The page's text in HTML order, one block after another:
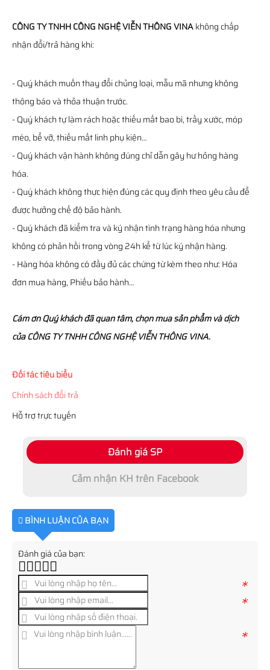
CÔNG TY TNHH CÔNG NGHỆ VIỄN THÔNG VINAkhông chấp
nhận đổi/trả hàng khi:
- Quý khách muốn thay đổi chủng loại, mẫu mã nhưng không
thông báo và thỏa thuận trước.
- Quý khách tự làm rách hoặc thiếu mất bao bì, trầy xước, móp
méo, bể vỡ, thiếu mất linh phụ kiện…
- Quý khách vận hành không đúng chỉ dẫn gây hư hỏng hàng
hóa.
- Quý khách không thực hiện đúng các quy định theo yêu cầu để
được hưởng chế độ bảo hành.
- Quý khách đã kiểm tra và ký nhận tình trạng hàng hóa nhưng
không có phản hồi trong vòng 24h kể từ lúc ký nhận hàng.
- Hàng hóa không có đầy đủ các chứng từ kèm theo như: Hóa
đơn mua hàng, Phiếu bảo hành…
Cám ơn Quý khách đã quan tâm, chọn mua sản phẩm và dịch
của CÔNG TY TNHH CÔNG NGHỆ VIỄN THÔNG VINA.
Đối tác tiêu biểu
Chính sách đổi trả
Hỗ trợ trực tuyến
Đánh giá SP
Cảm nhận KH trên Facebook
BÌNH LUẬN CỦA BẠN
Đánh giá của bạn:
*
*
*